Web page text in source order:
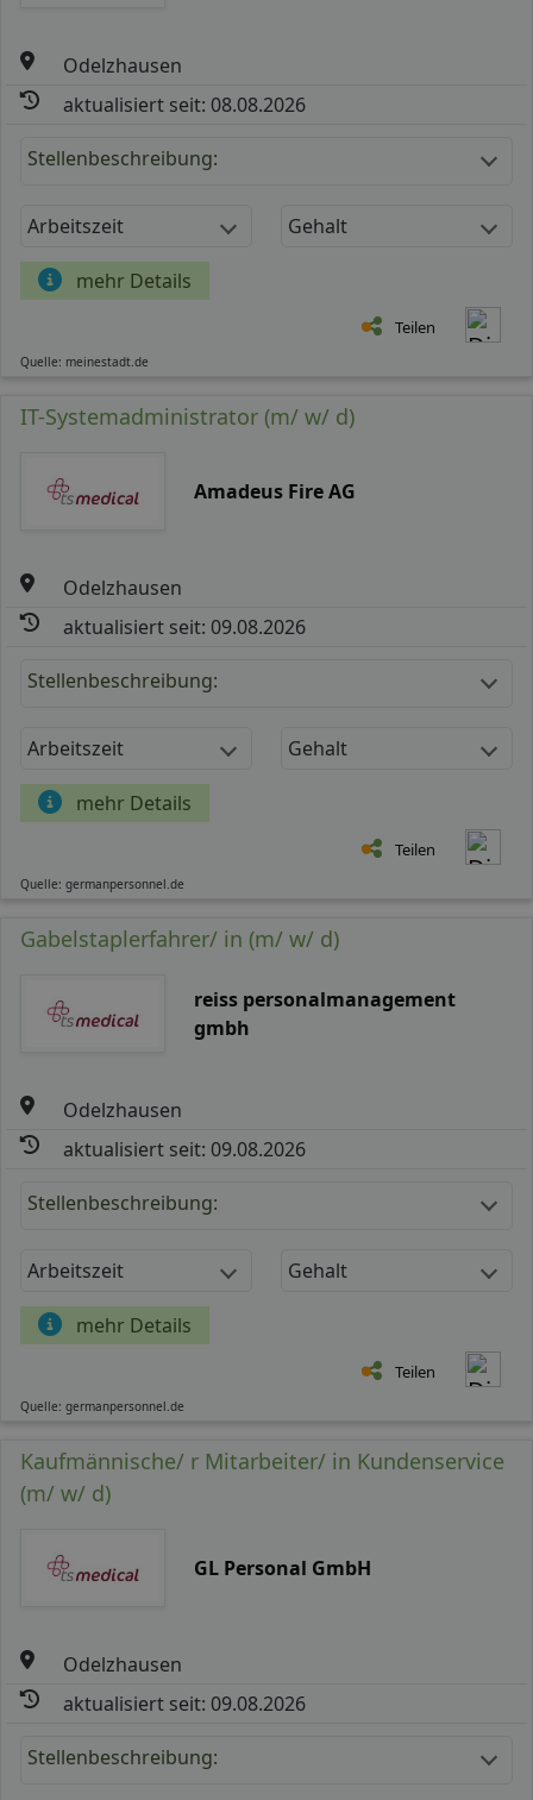
Odelzhausen
aktualisiert seit: 08.08.2026
Stellenbeschreibung:
Arbeitszeit Gehalt
mehr Details
Teilen
Quelle: meinestadt.de
IT-Systemadministrator (m/ w/ d)
Amadeus Fire AG
Odelzhausen
aktualisiert seit: 09.08.2026
Stellenbeschreibung:
Arbeitszeit Gehalt
mehr Details
Teilen
Quelle: germanpersonnel.de
Gabelstaplerfahrer/ in (m/ w/ d)
reiss personalmanagement
gmbh
Odelzhausen
aktualisiert seit: 09.08.2026
Stellenbeschreibung:
Arbeitszeit Gehalt
mehr Details
Teilen
Quelle: germanpersonnel.de
Kaufmännische/ r Mitarbeiter/ in Kundenservice
(m/ w/ d)
GL Personal GmbH
Odelzhausen
aktualisiert seit: 09.08.2026
Stellenbeschreibung: